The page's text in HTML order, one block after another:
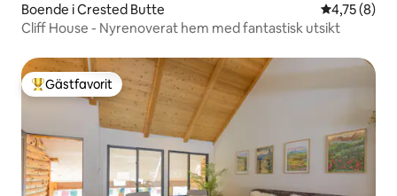
Boende i Crested Butte 4,75 av 5 i
4,75 (8)
Cliff House - Nyrenoverat hem med fantastisk utsikt
Populär gästfavorit
Gästfavorit